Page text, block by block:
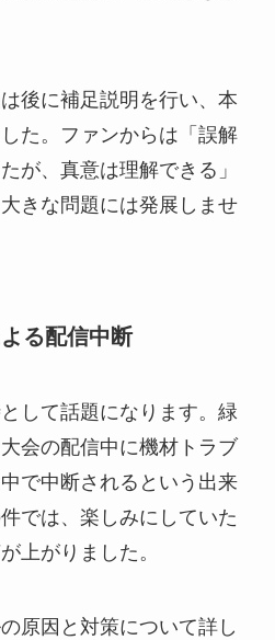
後に補足説明を行い、本
た。ファンからは「誤解
が、真意は理解できる」
きな問題には発展しませ
る配信中断
して話題になります。緑
会の配信中に機材トラブ
で中断されるという出来
では、楽しみにしていた
上がりました。
原因と対策について詳し